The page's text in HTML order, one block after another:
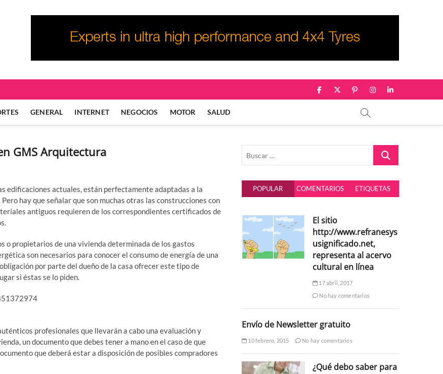
facebook
twitter
pinterest
instagram
linkedin
GENERAL INTERNET NEGOCIOS MOTOR SALUD
GMS Arquitectura
edificaciones actuales, están perfectamente adaptadas a la
hay que señalar que son muchas otras las construcciones con
antiguos requieren de los correspondientes certificados de
propietarios de una vivienda determinada de los gastos
son necesarios para conocer el consumo de energía de una
por parte del dueño de la casa ofrecer este tipo de
si éstas se lo piden.
profesionales que llevarán a cabo una evaluación y
un documento que debes tener a mano en el caso de que
que deberá estar a disposición de posibles compradores
Buscar
POPULAR COMENTARIOS ETIQUETAS
El sitio
http://www.refranesys
usignificado.net,
representa al acervo
cultural en línea
17 abril, 2017
No hay comentarios
Envío de Newsletter gratuito
10 febrero, 2015 No hay comentarios
¿Qué debo saber para